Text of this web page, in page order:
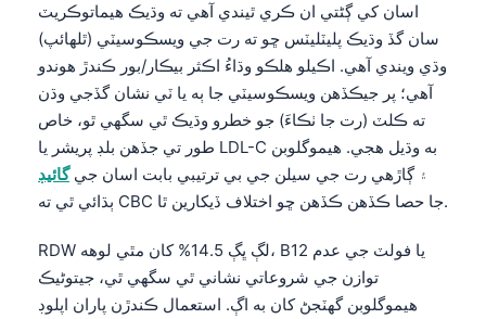
اسان کي ڳڻتي ان ڪري ٿيندي آهي ته وڌيڪ هيماتوڪريٽ
سان گڏ وڌيڪ پليٽليٽس ڇو ته رت جي ويسڪوسيٽي (ٿلهائپ)
وڌي ويندي آهي. اڪيلو هلڪو وڌاءُ اڪثر بيڪار/بور ڪندڙ هوندو
آهي؛ پر جيڪڏهن ويسڪوسيٽي جا ٻه يا ٽي نشان گڏجي وڌن
ته ڪلٽ (رت جا ٺڪاءَ) جو خطرو وڌيڪ ٿي سگهي ٿو، خاص
طور تي جڏهن بلڊ پريشر يا LDL-C به وڌيل هجي. هيموگلوبن
۽ ڳاڙهي رت جي سيلن جي بي ترتيبي بابت اسان جيگائيڊ
ٻڌائي ٿي ته CBC جا حصا ڪڏهن ڪڏهن ڇو اختلاف ڏيکارين ٿا.
RDW لڳ ڀڳ 14.5% کان مٿي لوهه، B12 يا فولٽ جي عدم
توازن جي شروعاتي نشاني ٿي سگهي ٿي، جيتوڻيڪ
هيموگلوبن گهٽجڻ کان به اڳ. استعمال ڪندڙن پاران اپلوڊ